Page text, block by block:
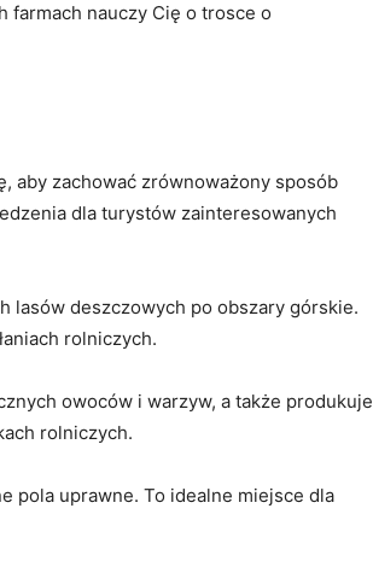
farmach nauczy⁤ Cię o trosce​ o
aby zachować zrównoważony⁤ sposób
dla‌ turystów zainteresowanych
lasów deszczowych po obszary górskie.⁢
rolniczych.
owoców i⁢ warzyw, ‍a także produkuje
rolniczych.
pola uprawne. To ‍idealne miejsce dla